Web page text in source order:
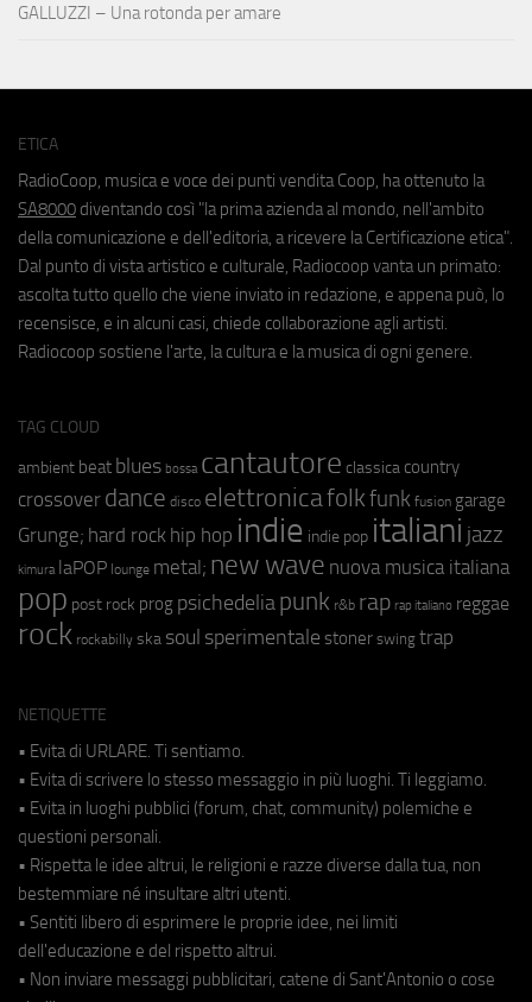
GALLUZZI – Una rotonda per amare
ETICA
RadioCoop, musica e voce dei punti vendita Coop, ha ottenuto la
SA8000 diventando così "la prima azienda al mondo, nell'ambito
della comunicazione e dell'editoria, a ricevere la Certificazione etica".
Dal punto di vista artistico e culturale, Radiocoop vanta un primato:
ascolta tutto quello che viene inviato in redazione, e appena può, lo
recensisce, e in alcuni casi, chiede collaborazione agli artisti.
Radiocoop sostiene l'arte, la cultura e la musica di ogni genere.
TAG CLOUD
ambient beat blues bossa cantautore classica country
crossover dance disco elettronicafolkfunk fusion garage
Grunge; hard rock hip hop indie indie pop italiani jazz
kimura laPOP lounge metal; new wave nuova musica italiana
pop post rock prog psichedeliapunk r&b rap rap italiano reggae
rock rockabilly ska soul sperimentale stoner swing trap
NETIQUETTE
• Evita di URLARE. Ti sentiamo.
• Evita di scrivere lo stesso messaggio in più luoghi. Ti leggiamo.
• Evita in luoghi pubblici (forum, chat, community) polemiche e
questioni personali.
• Rispetta le idee altrui, le religioni e razze diverse dalla tua, non
bestemmiare né insultare altri utenti.
• Sentiti libero di esprimere le proprie idee, nei limiti
dell'educazione e del rispetto altrui.
• Non inviare messaggi pubblicitari, catene di Sant'Antonio o cose